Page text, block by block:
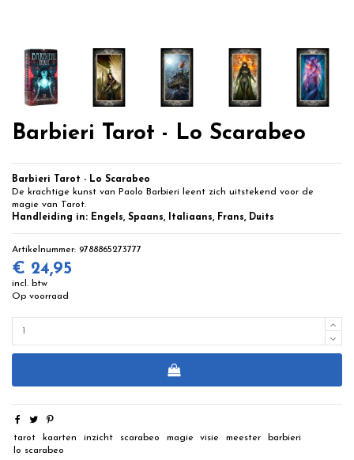
Barbieri Tarot - Lo Scarabeo
Barbieri Tarot - Lo Scarabeo
De krachtige kunst van Paolo Barbieri leent zich uitstekend voor de
magie van Tarot.
Handleiding in: Engels, Spaans, Italiaans, Frans, Duits
Artikelnummer: 9788865273777
€ 24,95
incl. btw
Op voorraad
tarot kaarten inzicht scarabeo magie visie meester
barbieri
lo scarabeo